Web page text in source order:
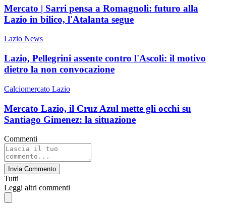
Mercato | Sarri pensa a Romagnoli: futuro alla
Lazio in bilico, l'Atalanta segue
Lazio News
Lazio, Pellegrini assente contro l'Ascoli: il motivo
dietro la non convocazione
Calciomercato Lazio
Mercato Lazio, il Cruz Azul mette gli occhi su
Santiago Gimenez: la situazione
Commenti
Invia Commento
Tutti
Leggi altri commenti